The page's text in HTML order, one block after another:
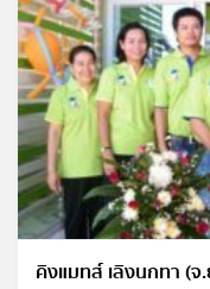
คิงแมทส์ เลิงนกทา (จ